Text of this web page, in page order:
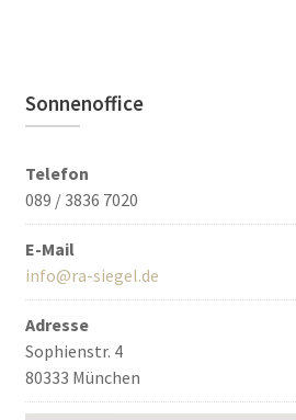
Sonnenoffice
Telefon
089 / 3836 7020
E-Mail
info@ra-siegel.de
Adresse
Sophienstr. 4
80333 München